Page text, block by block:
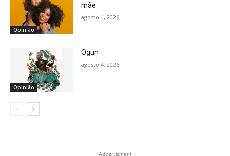
Opinião
mãe
agosto 4, 2026
Opinião
Ogun
agosto 4, 2026
- Advertisment -